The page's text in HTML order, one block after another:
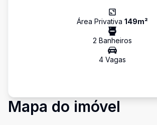
Área Privativa 149m²
2 Banheiros
4 Vagas
Mapa do imóvel